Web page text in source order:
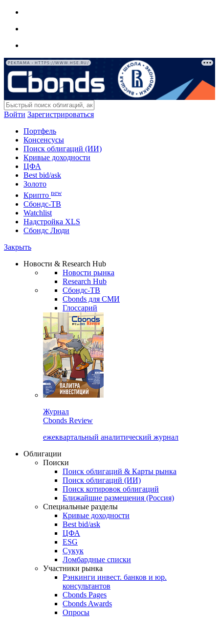
РЕКЛАМА • HTTPS://WWW.HSE.RU/
Войти Зарегистрироваться
Портфель
Консенсусы
Поиск облигаций (ИИ)
Кривые доходности
ЦФА
Best bid/ask
Золото
Крипто new
Сбондс-ТВ
Watchlist
Надстройка XLS
Сбондс Люди
Закрыть
Новости & Research Hub
Новости рынка
Research Hub
Сбондс-ТВ
Cbonds для СМИ
Глоссарий
Журнал
Cbonds Review
ежеквартальный аналитический журнал
Облигации
Поиски
Поиск облигаций & Карты рынка
Поиск облигаций (ИИ)
Поиск котировок облигаций
Ближайшие размещения (Россия)
Специальные разделы
Кривые доходности
Best bid/ask
ЦФА
ESG
Сукук
Ломбардные списки
Участники рынка
Рэнкинги инвест. банков и юр.
консультантов
Cbonds Pages
Cbonds Awards
Опросы